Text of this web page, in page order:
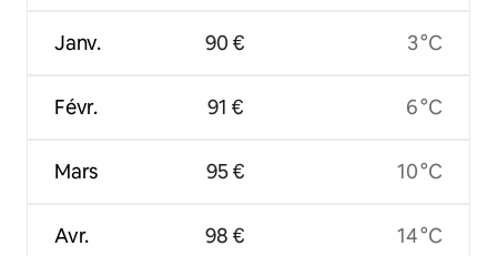
Janv.
Févr.
Mars
Avr.
90 €
91 €
95 €
98 €
3 °C
6 °C
10 °C
14 °C